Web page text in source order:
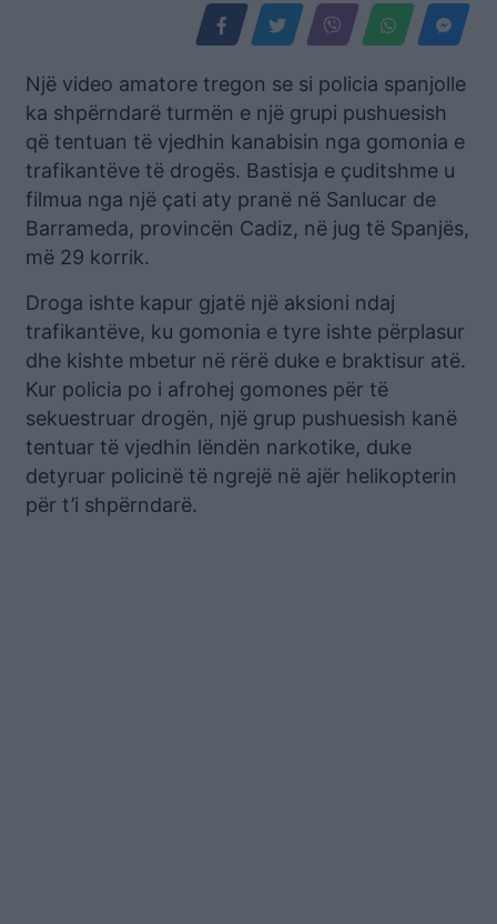
Një video amatore tregon se si policia spanjolle
ka shpërndarë turmën e një grupi pushuesish
që tentuan të vjedhin kanabisin nga gomonia e
trafikantëve të drogës. Bastisja e çuditshme u
filmua nga një çati aty pranë në Sanlucar de
Barrameda, provincën Cadiz, në jug të Spanjës,
më 29 korrik.
Droga ishte kapur gjatë një aksioni ndaj
trafikantëve, ku gomonia e tyre ishte përplasur
dhe kishte mbetur në rërë duke e braktisur atë.
Kur policia po i afrohej gomones për të
sekuestruar drogën, një grup pushuesish kanë
tentuar të vjedhin lëndën narkotike, duke
detyruar policinë të ngrejë në ajër helikopterin
për t’i shpërndarë.